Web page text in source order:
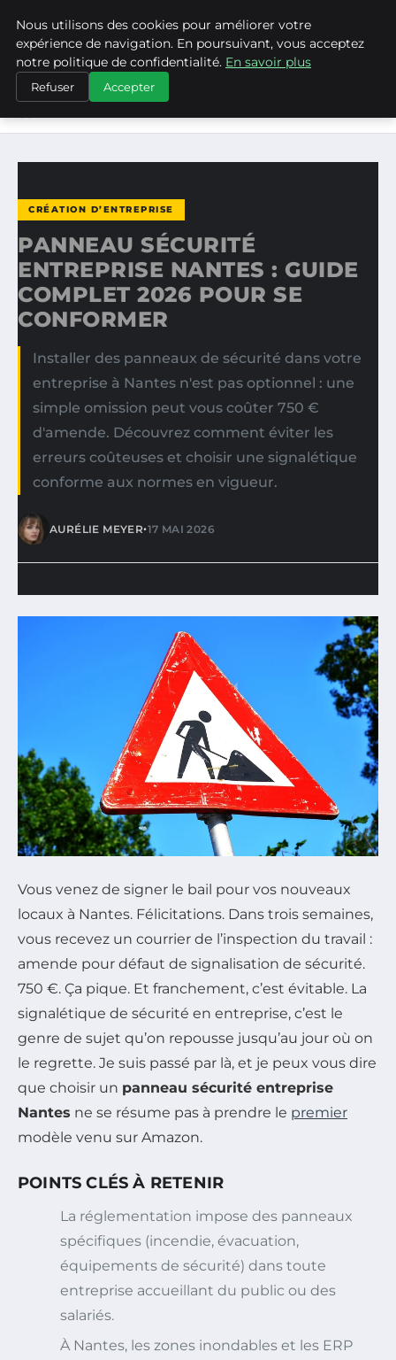
ASVPP
ACCUEIL
CRÉATION D’ENTREPRISE
PANNEAU SÉCURITÉ ENTREPRISE NANTES : GUIDE
CRÉATION D’ENTREPRISE
PANNEAU SÉCURITÉ
ENTREPRISE NANTES : GUIDE
COMPLET 2026 POUR SE
CONFORMER
Installer des panneaux de sécurité dans votre
entreprise à Nantes n'est pas optionnel : une
simple omission peut vous coûter 750 €
d'amende. Découvrez comment éviter les
erreurs coûteuses et choisir une signalétique
conforme aux normes en vigueur.
AURÉLIE MEYER•17 MAI 2026
Vous venez de signer le bail pour vos nouveaux
locaux à Nantes. Félicitations. Dans trois semaines,
vous recevez un courrier de l’inspection du travail :
amende pour défaut de signalisation de sécurité.
750 €. Ça pique. Et franchement, c’est évitable. La
signalétique de sécurité en entreprise, c’est le
genre de sujet qu’on repousse jusqu’au jour où on
le regrette. Je suis passé par là, et je peux vous dire
que choisir un panneau sécurité entreprise
Nantes ne se résume pas à prendre le premier
modèle venu sur Amazon.
POINTS CLÉS À RETENIR
La réglementation impose des panneaux
spécifiques (incendie, évacuation,
équipements de sécurité) dans toute
entreprise accueillant du public ou des
salariés.
À Nantes, les zones inondables et les ERP
Nous utilisons des cookies pour améliorer votre
expérience de navigation. En poursuivant, vous acceptez
notre politique de confidentialité. En savoir plus
Refuser Accepter